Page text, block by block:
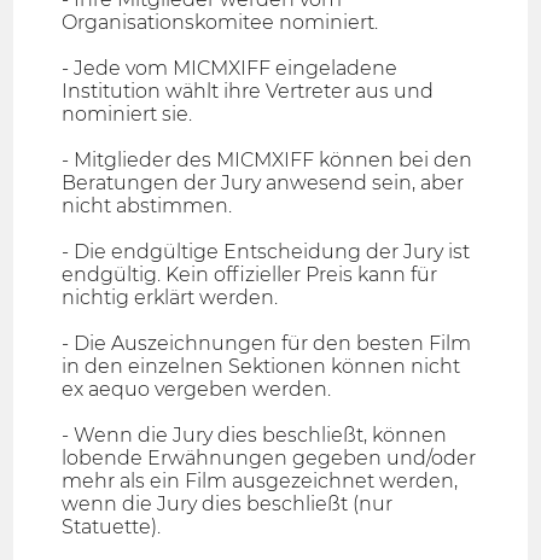
Organisationskomitee nominiert.
- Jede vom MICMXIFF eingeladene
Institution wählt ihre Vertreter aus und
nominiert sie.
- Mitglieder des MICMXIFF können bei den
Beratungen der Jury anwesend sein, aber
nicht abstimmen.
- Die endgültige Entscheidung der Jury ist
endgültig. Kein offizieller Preis kann für
nichtig erklärt werden.
- Die Auszeichnungen für den besten Film
in den einzelnen Sektionen können nicht
ex aequo vergeben werden.
- Wenn die Jury dies beschließt, können
lobende Erwähnungen gegeben und/oder
mehr als ein Film ausgezeichnet werden,
wenn die Jury dies beschließt (nur
Statuette).